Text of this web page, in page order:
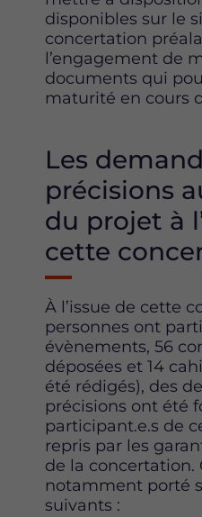
disponibles sur le
concertation
l’engagement de
documents qui
maturité en cours
Les
précisions
du projet à
cette
À l’issue de cette
personnes ont
évènements, 56
déposées et 14
été rédigés), des
précisions ont été
participant.e.s de
repris par les
de la concertation.
notamment porté
suivants :